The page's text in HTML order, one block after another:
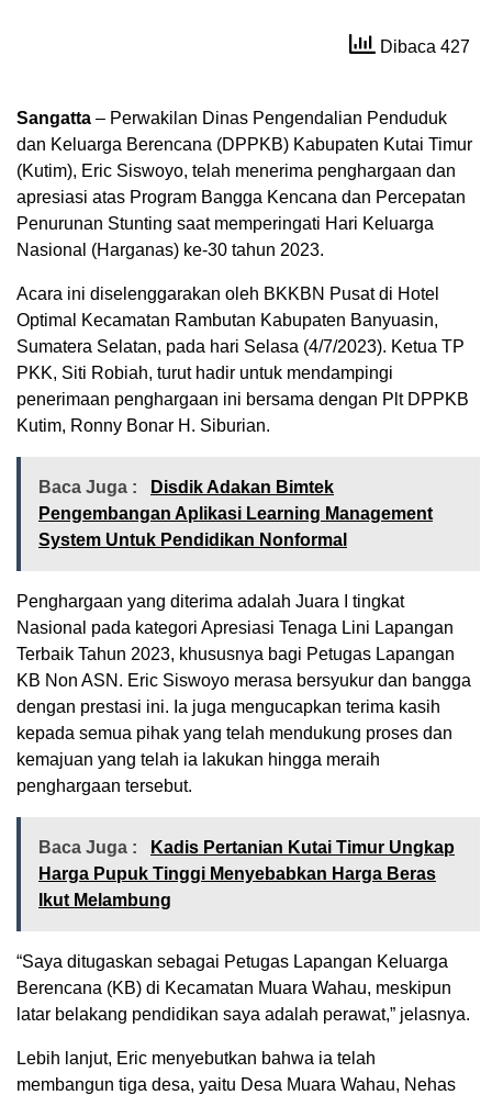
Dibaca 427
Sangatta – Perwakilan Dinas Pengendalian Penduduk
dan Keluarga Berencana (DPPKB) Kabupaten Kutai Timur
(Kutim), Eric Siswoyo, telah menerima penghargaan dan
apresiasi atas Program Bangga Kencana dan Percepatan
Penurunan Stunting saat memperingati Hari Keluarga
Nasional (Harganas) ke-30 tahun 2023.
Acara ini diselenggarakan oleh BKKBN Pusat di Hotel
Optimal Kecamatan Rambutan Kabupaten Banyuasin,
Sumatera Selatan, pada hari Selasa (4/7/2023). Ketua TP
PKK, Siti Robiah, turut hadir untuk mendampingi
penerimaan penghargaan ini bersama dengan Plt DPPKB
Kutim, Ronny Bonar H. Siburian.
Baca Juga :
Disdik Adakan Bimtek
Pengembangan Aplikasi Learning Management
System Untuk Pendidikan Nonformal
Penghargaan yang diterima adalah Juara I tingkat
Nasional pada kategori Apresiasi Tenaga Lini Lapangan
Terbaik Tahun 2023, khususnya bagi Petugas Lapangan
KB Non ASN. Eric Siswoyo merasa bersyukur dan bangga
dengan prestasi ini. Ia juga mengucapkan terima kasih
kepada semua pihak yang telah mendukung proses dan
kemajuan yang telah ia lakukan hingga meraih
penghargaan tersebut.
Baca Juga :
Kadis Pertanian Kutai Timur Ungkap
Harga Pupuk Tinggi Menyebabkan Harga Beras
Ikut Melambung
“Saya ditugaskan sebagai Petugas Lapangan Keluarga
Berencana (KB) di Kecamatan Muara Wahau, meskipun
latar belakang pendidikan saya adalah perawat,” jelasnya.
Lebih lanjut, Eric menyebutkan bahwa ia telah
membangun tiga desa, yaitu Desa Muara Wahau, Nehas